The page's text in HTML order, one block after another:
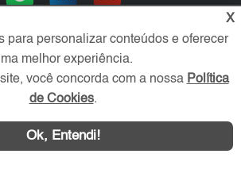
Contatar
exclusiva aos anunciantes,
acesse sua conta:
X
para personalizar conteúdos e oferecer
melhor experiência.
você concorda com a nossa Política
de Cookies.
Ok, Entendi!